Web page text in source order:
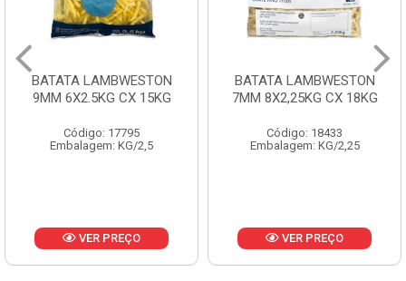
BATATA LAMBWESTON
9MM 6X2.5KG CX 15KG
Código: 17795
Embalagem: KG/2,5
VER PREÇO
BATATA LAMBWESTON
7MM 8X2,25KG CX 18KG
Código: 18433
Embalagem: KG/2,25
VER PREÇO